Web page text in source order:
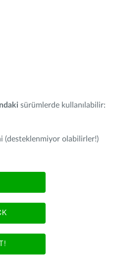
sürümlerde kullanılabilir:
(desteklenmiyor olabilirler!)